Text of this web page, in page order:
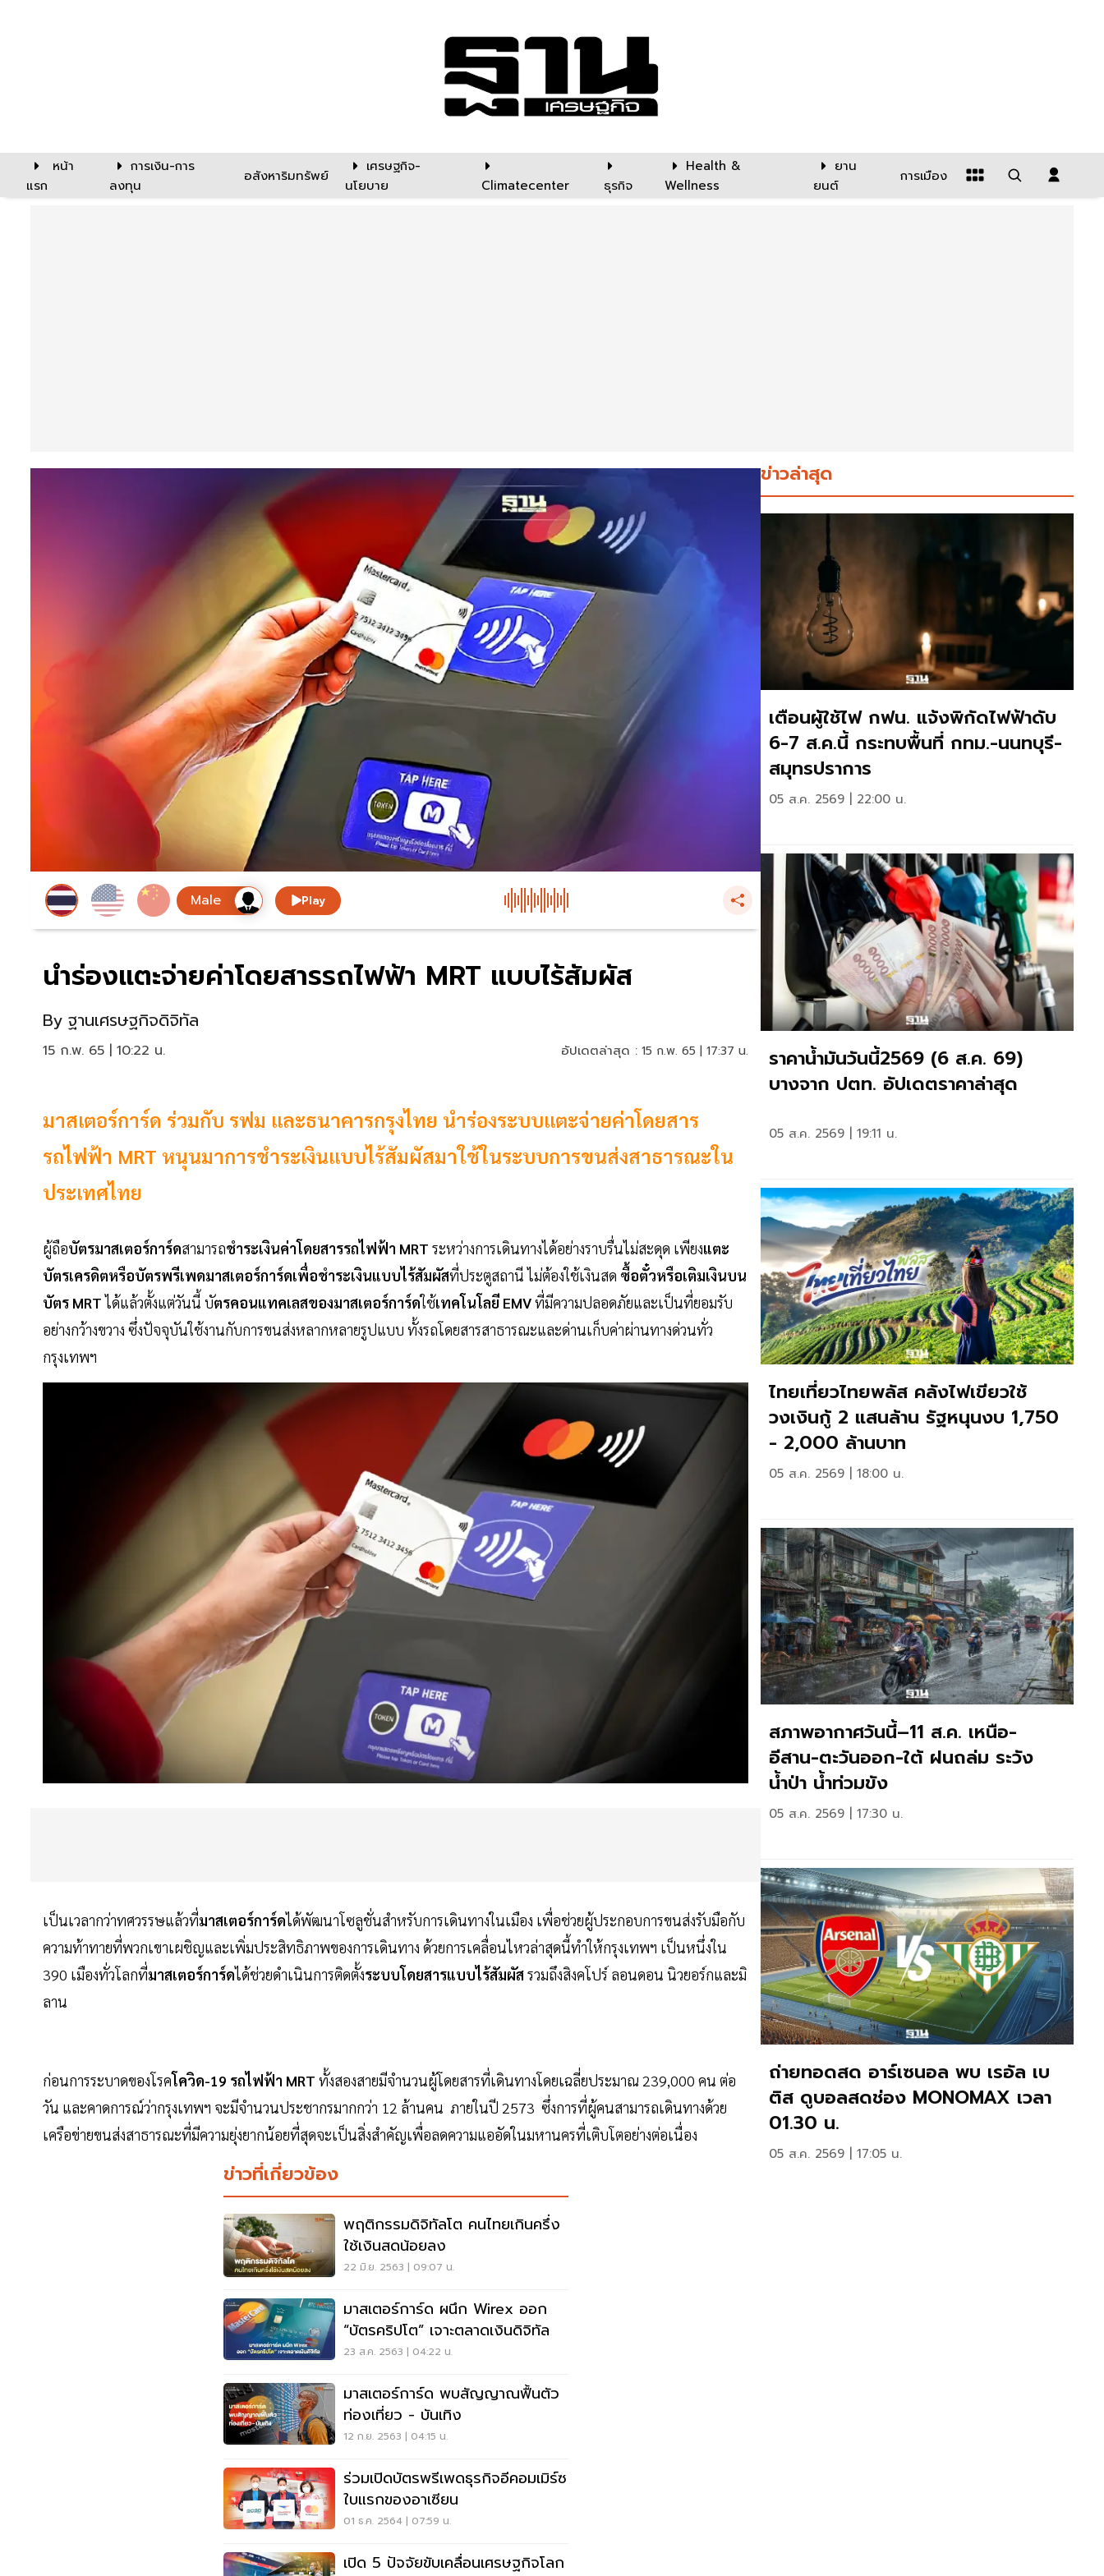
หน้า
แรก
การเงิน-การ
ลงทุน
อสังหาริมทรัพย์
เศรษฐกิจ-
นโยบาย
Climatecenter ธุรกิจ
Health &
Wellness
ยาน
ยนต์
การเมือง
Play
นำร่องแตะจ่ายค่าโดยสารรถไฟฟ้า MRT แบบไร้สัมผัส
By ฐานเศรษฐกิจดิจิทัล
15 ก.พ. 65 | 10:22 น. อัปเดตล่าสุด : 15 ก.พ. 65 | 17:37 น.
มาสเตอร์การ์ด ร่วมกับ รฟม และธนาคารกรุงไทย นำร่องระบบแตะจ่ายค่าโดยสาร
รถไฟฟ้า MRT หนุนมาการชำระเงินแบบไร้สัมผัสมาใช้ในระบบการขนส่งสาธารณะใน
ประเทศไทย
ผู้ถือบัตรมาสเตอร์การ์ดสามารถชำระเงินค่าโดยสารรถไฟฟ้า MRT ระหว่างการเดินทางได้อย่างราบรื่นไม่สะดุด เพียงแตะ
บัตรเครดิตหรือบัตรพรีเพดมาสเตอร์การ์ดเพื่อชำระเงินแบบไร้สัมผัสที่ประตูสถานี ไม่ต้องใช้เงินสด ซื้อตั๋วหรือเติมเงินบน
บัตร MRTได้แล้วตั้งแต่วันนี้ บัตรคอนแทคเลสของมาสเตอร์การ์ดใช้เทคโนโลยี EMVที่มีความปลอดภัยและเป็นที่ยอมรับ
อย่างกว้างขวาง ซึ่งปัจจุบันใช้งานกับการขนส่งหลากหลายรูปแบบ ทั้งรถโดยสารสาธารณะและด่านเก็บค่าผ่านทางด่วนทั่ว
กรุงเทพฯ
เป็นเวลากว่าทศวรรษแล้วที่มาสเตอร์การ์ดได้พัฒนาโซลูชั่นสำหรับการเดินทางในเมือง เพื่อช่วยผู้ประกอบการขนส่งรับมือกับ
ความท้าทายที่พวกเขาเผชิญและเพิ่มประสิทธิภาพของการเดินทาง ด้วยการเคลื่อนไหวล่าสุดนี้ทำให้กรุงเทพฯ เป็นหนึ่งใน
390 เมืองทั่วโลกที่มาสเตอร์การ์ดได้ช่วยดำเนินการติดตั้งระบบโดยสารแบบไร้สัมผัสรวมถึงสิงคโปร์ ลอนดอน นิวยอร์กและมิ
ลาน
ก่อนการระบาดของโรคโควิด-19 รถไฟฟ้า MRT ทั้งสองสายมีจำนวนผู้โดยสารที่เดินทางโดยเฉลี่ยประมาณ 239,000 คน ต่อ
วัน และคาดการณ์ว่ากรุงเทพฯ จะมีจำนวนประชากรมากกว่า 12 ล้านคน ภายในปี 2573 ซึ่งการที่ผู้คนสามารถเดินทางด้วย
เครือข่ายขนส่งสาธารณะที่มีความยุ่งยากน้อยที่สุดจะเป็นสิ่งสำคัญเพื่อลดความแออัดในมหานครที่เติบโตอย่างต่อเนื่อง
ข่าวที่เกี่ยวข้อง
พฤติกรรมดิจิทัลโต คนไทยเกินครึ่ง
ใช้เงินสดน้อยลง
22 มิ.ย. 2563 | 09:07 น.
มาสเตอร์การ์ด ผนึก Wirex ออก
“บัตรคริปโต” เจาะตลาดเงินดิจิทัล
23 ส.ค. 2563 | 04:22 น.
มาสเตอร์การ์ด พบสัญญาณฟื้นตัว
ท่องเที่ยว - บันเทิง
12 ก.ย. 2563 | 04:15 น.
ร่วมเปิดบัตรพรีเพดธุรกิจอีคอมเมิร์ซ
ใบแรกของอาเซียน
01 ธ.ค. 2564 | 07:59 น.
เปิด 5 ปัจจัยขับเคลื่อนเศรษฐกิจโลก
ข่าวล่าสุด
เตือนผู้ใช้ไฟ กฟน. แจ้งพิกัดไฟฟ้าดับ
6-7 ส.ค.นี้ กระทบพื้นที่ กทม.-นนทบุรี-
สมุทรปราการ
05 ส.ค. 2569 | 22:00 น.
ราคาน้ำมันวันนี้2569 (6 ส.ค. 69)
บางจาก ปตท. อัปเดตราคาล่าสุด
05 ส.ค. 2569 | 19:11 น.
ไทยเที่ยวไทยพลัส คลังไฟเขียวใช้
วงเงินกู้ 2 แสนล้าน รัฐหนุนงบ 1,750
- 2,000 ล้านบาท
05 ส.ค. 2569 | 18:00 น.
สภาพอากาศวันนี้–11 ส.ค. เหนือ-
อีสาน-ตะวันออก-ใต้ ฝนถล่ม ระวัง
น้ำป่า น้ำท่วมขัง
05 ส.ค. 2569 | 17:30 น.
ถ่ายทอดสด อาร์เซนอล พบ เรอัล เบ
ติส ดูบอลสดช่อง MONOMAX เวลา
01.30 น.
05 ส.ค. 2569 | 17:05 น.